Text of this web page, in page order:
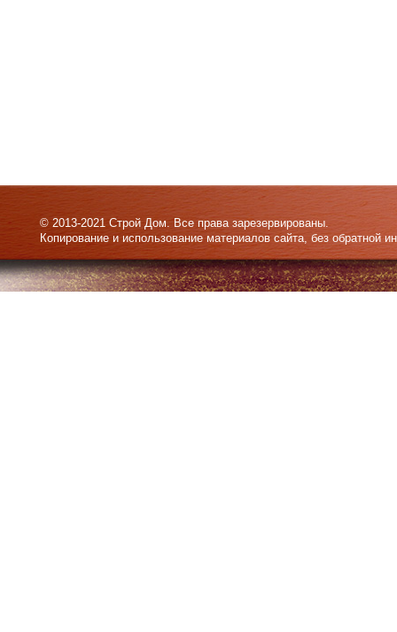
© 2013-2021 Строй Дом. Все права зарезервированы.
Копирование и использование материалов сайта, без обратной